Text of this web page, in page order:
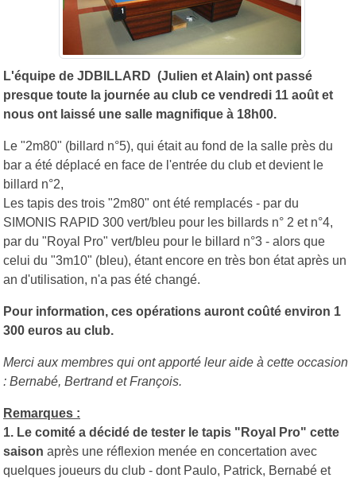
L'équipe de JDBILLARD (Julien et Alain) ont passé
presque toute la journée au club ce vendredi 11 août et
nous ont laissé une salle magnifique à 18h00.
Le "2m80" (billard n°5), qui était au fond de la salle près du
bar a été déplacé en face de l'entrée du club et devient le
billard n°2,
Les tapis des trois "2m80" ont été remplacés - par du
SIMONIS RAPID 300 vert/bleu pour les billards n° 2 et n°4,
par du "Royal Pro" vert/bleu pour le billard n°3 - alors que
celui du "3m10" (bleu), étant encore en très bon état après un
an d'utilisation, n'a pas été changé.
Pour information, ces opérations auront coûté environ 1
300 euros au club.
Merci aux membres qui ont apporté leur aide à cette occasion
: Bernabé, Bertrand et François.
Remarques :
1. Le comité a décidé de tester le tapis "Royal Pro" cette
saison après une réflexion menée en concertation avec
quelques joueurs du club - dont Paulo, Patrick, Bernabé et